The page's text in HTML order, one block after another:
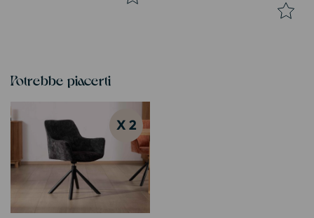
Potrebbe piacerti
X 2